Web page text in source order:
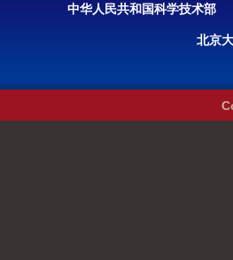
中华人民共和国科学技术部
北京